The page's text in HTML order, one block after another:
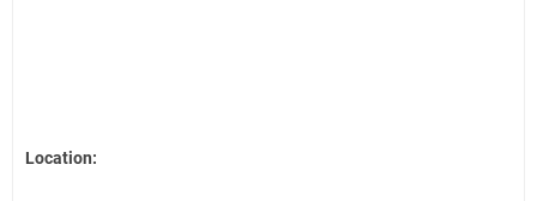
Location: